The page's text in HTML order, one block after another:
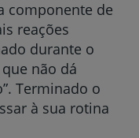
componente de
reações
durante o
não dá
Terminado o
à sua rotina